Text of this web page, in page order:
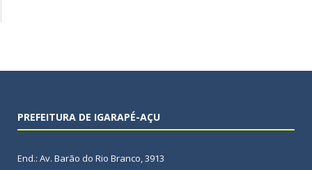
PREFEITURA DE IGARAPÉ-AÇU
End.: Av. Barão do Rio Branco, 3913